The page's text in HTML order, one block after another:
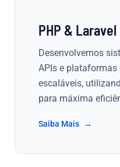
PHP & Laravel
Desenvolvemos
APIs e plataformas
escaláveis,
para máxima
Saiba Mais